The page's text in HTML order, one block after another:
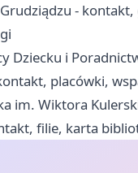
- kontakt,
Dziecku i
placówki,
im. Wiktora
filie, karta